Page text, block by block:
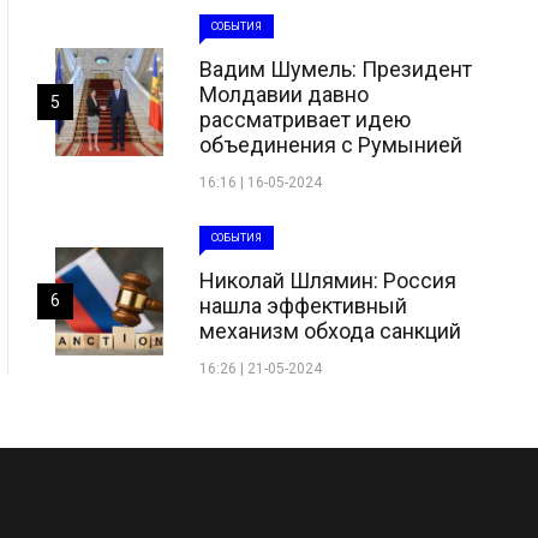
СОБЫТИЯ
Вадим Шумель: Президент
Молдавии давно
рассматривает идею
объединения с Румынией
16:16 | 16-05-2024
5
СОБЫТИЯ
Николай Шлямин: Россия
нашла эффективный
механизм обхода санкций
16:26 | 21-05-2024
6